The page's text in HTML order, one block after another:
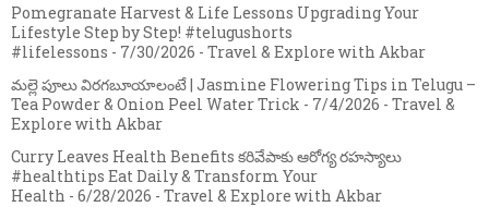
Pomegranate Harvest & Life Lessons Upgrading Your
Lifestyle Step by Step! #telugushorts
#lifelessons - 7/30/2026 - Travel & Explore with Akbar
మల్లె పూలు విరగబూయాలంటే | Jasmine Flowering Tips in Telugu –
Tea Powder & Onion Peel Water Trick - 7/4/2026 - Travel &
Explore with Akbar
Curry Leaves Health Benefits కరివేపాకు ఆరోగ్య రహస్యాలు
#healthtips Eat Daily & Transform Your
Health - 6/28/2026 - Travel & Explore with Akbar